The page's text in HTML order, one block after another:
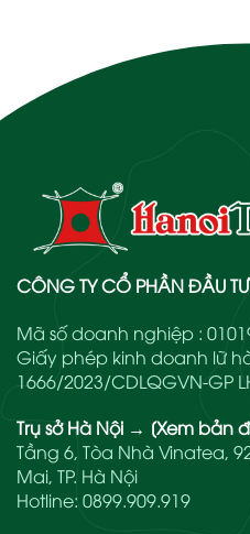
CÔNG TY CỔ PHẦN ĐẦU
Mã số doanh nghiệp :
Giấy phép kinh doanh lữ
1666/2023/CDLQGVN-GP
Trụ sở Hà Nội → [Xem bản
Tầng 6, Tòa Nhà Vinatea,
Mai, TP. Hà Nội
Hotline: 0899.909.919